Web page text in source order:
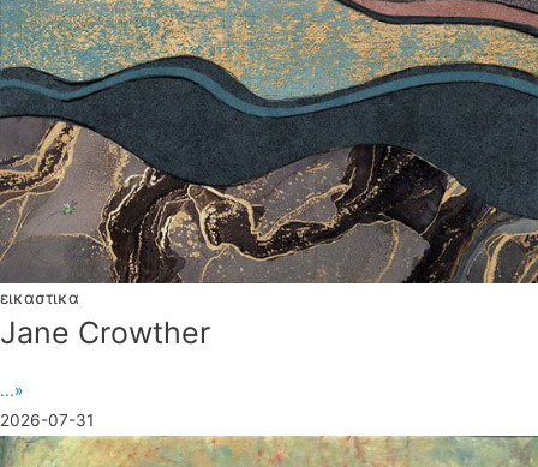
εικαστικα
Jane Crowther
...»
2026-07-31